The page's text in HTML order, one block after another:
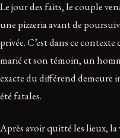
Le jour des faits, le couple
une pizzeria avant de
privée. C’est dans ce
marié et son témoin, un
exacte du différend demeure
été fatales.
Après avoir quitté les lieux,